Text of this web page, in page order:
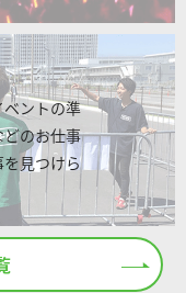
ベントの準
のお仕事
見つけら